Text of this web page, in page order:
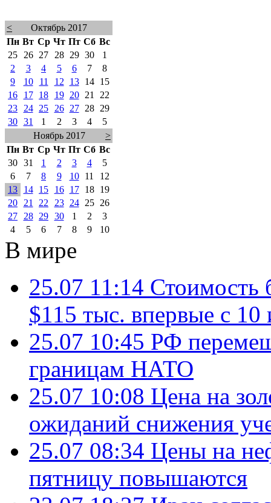
<
Октябрь 2017
Пн Вт Ср Чт Пт Сб Вс
25
26 27 28 29 30
1
2
3 4 5 6 7
8
9
10 11 12 13 14
15
16
17 18 19 20 21
22
23
24 25 26 27 28
29
30 31 1 2 3 4
5
Ноябрь 2017
>
Пн Вт Ср Чт Пт Сб Вс
30 31 1 2 3 4
5
6
7 8 9 10 11
12
13
14 15 16 17 18
19
20
21 22 23 24 25
26
27
28 29 30 1 2
3
4
5 6 7 8 9 10
В мире
25.07 11:14 Стоимость
$115 тыс. впервые с 10
25.07 10:45 РФ
границам НАТО
25.07 10:08 Цена на
ожиданий снижения
25.07 08:34 Цены на
пятницу повышаются